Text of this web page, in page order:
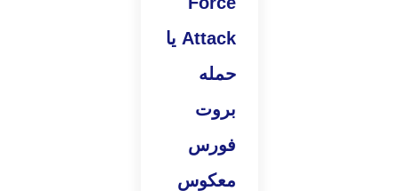
Attack یا
حمله
بروت
فورس
معکوس